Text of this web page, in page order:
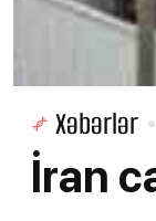
Xəbərlər
İran